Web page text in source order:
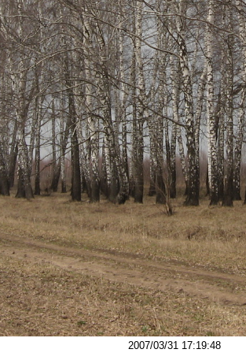
2007/03/31 17:19:48